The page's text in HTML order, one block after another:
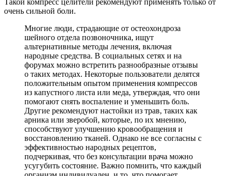
очень сильной боли.
Многие люди, страдающие от остеохондроза
шейного отдела позвоночника, ищут
альтернативные методы лечения, включая
народные средства. В социальных сетях и на
форумах можно встретить разнообразные отзывы
о таких методах. Некоторые пользователи делятся
положительным опытом применения компрессов
из капустного листа или меда, утверждая, что они
помогают снять воспаление и уменьшить боль.
Другие рекомендуют настойки из трав, таких как
арника или зверобой, которые, по их мнению,
способствуют улучшению кровообращения и
восстановлению тканей. Однако не все согласны с
эффективностью народных рецептов,
подчеркивая, что без консультации врача можно
усугубить состояние. Важно помнить, что каждый